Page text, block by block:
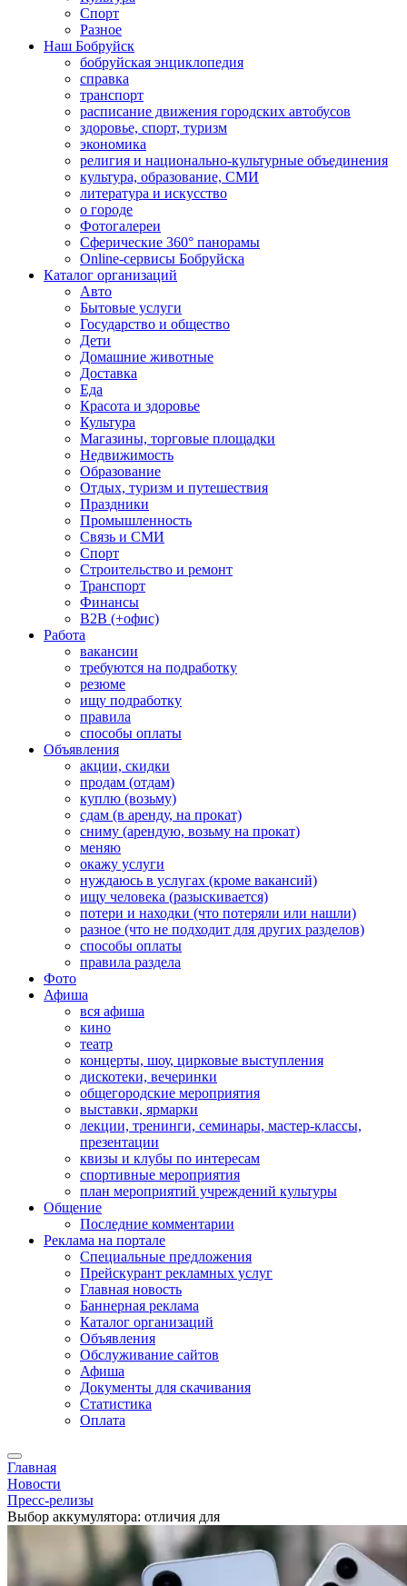
Спорт
Разное
Наш Бобруйск
бобруйская энциклопедия
справка
транспорт
расписание движения городских автобусов
здоровье, спорт, туризм
экономика
религия и национально-культурные объединения
культура, образование, СМИ
литература и искусство
о городе
Фотогалереи
Сферические 360° панорамы
Online-сервисы Бобруйска
Каталог организаций
Авто
Бытовые услуги
Государство и общество
Дети
Домашние животные
Доставка
Еда
Красота и здоровье
Культура
Магазины, торговые площадки
Недвижимость
Образование
Отдых, туризм и путешествия
Праздники
Промышленность
Связь и СМИ
Спорт
Строительство и ремонт
Транспорт
Финансы
B2B (+офис)
Работа
вакансии
требуются на подработку
резюме
ищу подработку
правила
способы оплаты
Объявления
акции, скидки
продам (отдам)
куплю (возьму)
сдам (в аренду, на прокат)
сниму (арендую, возьму на прокат)
меняю
окажу услуги
нуждаюсь в услугах (кроме вакансий)
ищу человека (разыскивается)
потери и находки (что потеряли или нашли)
разное (что не подходит для других разделов)
способы оплаты
правила раздела
Фото
Афиша
вся афиша
кино
театр
концерты, шоу, цирковые выступления
дискотеки, вечеринки
общегородские мероприятия
выставки, ярмарки
лекции, тренинги, семинары, мастер-классы,
презентации
квизы и клубы по интересам
спортивные мероприятия
план мероприятий учреждений культуры
Общение
Последние комментарии
Реклама на портале
Специальные предложения
Прейскурант рекламных услуг
Главная новость
Баннерная реклама
Каталог организаций
Объявления
Обслуживание сайтов
Афиша
Документы для скачивания
Статистика
Оплата
Главная
Новости
Пресс-релизы
Выбор аккумулятора: отличия для